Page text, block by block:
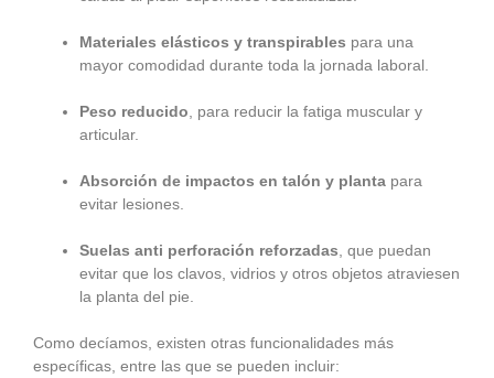
Materiales elásticos y transpirables para una
mayor comodidad durante toda la jornada laboral.
Peso reducido , para reducir la fatiga muscular y
articular.
Absorción de impactos en talón y planta para
evitar lesiones.
Suelas anti perforación reforzadas , que puedan
evitar que los clavos, vidrios y otros objetos atraviesen
la planta del pie.
Como decíamos, existen otras funcionalidades más
específicas, entre las que se pueden incluir: